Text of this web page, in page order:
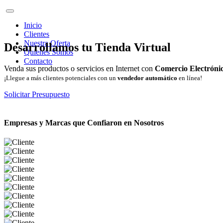
Inicio
Clientes
Nuestra Oferta
Quienes Somos
Contacto
Desarrollamos tu Tienda Virtual
Venda sus productos o servicios en Internet con Comercio
¡Llegue a más clientes potenciales con un vendedor automático en línea!
Solicitar Presupuesto
Empresas y Marcas que Confiaron en Nosotros